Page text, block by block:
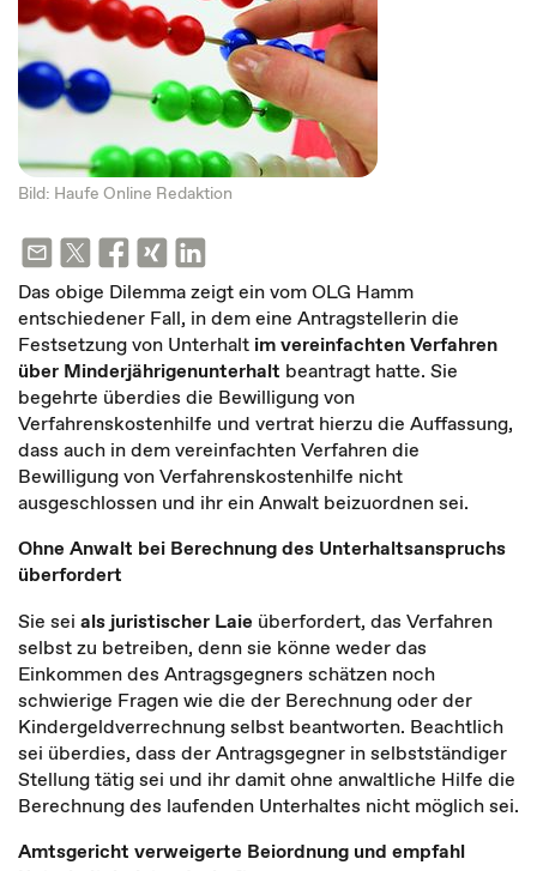
Bild: Haufe Online Redaktion
Das obige Dilemma zeigt ein vom OLG Hamm
entschiedener Fall, in dem eine Antragstellerin die
Festsetzung von Unterhalt im vereinfachten Verfahren
über Minderjährigenunterhalt beantragt hatte. Sie
begehrte überdies die Bewilligung von
Verfahrenskostenhilfe und vertrat hierzu die Auffassung,
dass auch in dem vereinfachten Verfahren die
Bewilligung von Verfahrenskostenhilfe nicht
ausgeschlossen und ihr ein Anwalt beizuordnen sei.
Ohne Anwalt bei Berechnung des Unterhaltsanspruchs
überfordert
Sie sei als juristischer Laie überfordert, das Verfahren
selbst zu betreiben, denn sie könne weder das
Einkommen des Antragsgegners schätzen noch
schwierige Fragen wie die der Berechnung oder der
Kindergeldverrechnung selbst beantworten. Beachtlich
sei überdies, dass der Antragsgegner in selbstständiger
Stellung tätig sei und ihr damit ohne anwaltliche Hilfe die
Berechnung des laufenden Unterhaltes nicht möglich sei.
Amtsgericht verweigerte Beiordnung und empfahl